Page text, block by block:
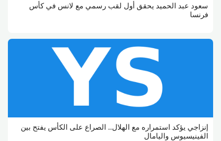
سعود عبد الحميد يحقق أول لقب رسمي مع لانس في كأس
فرنسا
إنزاجي يؤكد استمراره مع الهلال.. الصراع على الكأس يفتح بين
الفينيسيوس واليامال